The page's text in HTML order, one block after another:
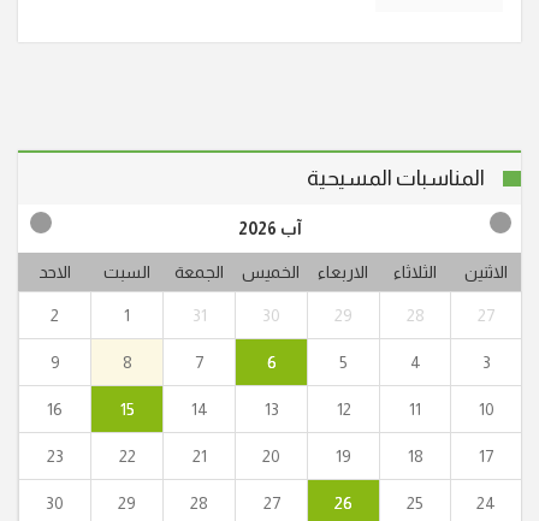
المناسبات المسيحية
آب 2026
الاثنين الثلاثاء الاربعاء الخميس الجمعة السبت الاحد
27
28
29
30
31
1
2
3
4
5
6
7
8
9
10
11
12
13
14
15
16
17
18
19
20
21
22
23
24
25
26
27
28
29
30